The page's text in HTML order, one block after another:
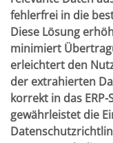
fehlerfrei in die
Diese Lösung
minimiert
erleichtert den
der extrahierten
korrekt in das
gewährleistet die